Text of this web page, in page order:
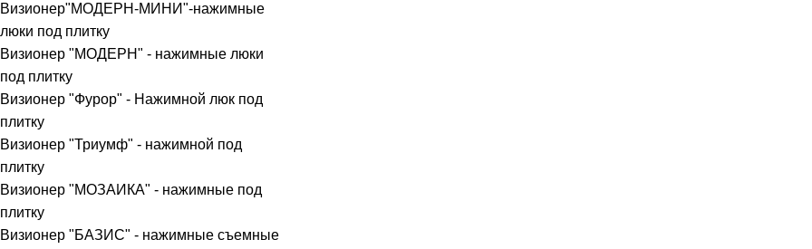
Визионер"МОДЕРН-МИНИ"-нажимные
люки под плитку
Визионер "МОДЕРН" - нажимные люки
под плитку
Визионер "Фурор" - Нажимной люк под
плитку
Визионер "Триумф" - нажимной под
плитку
Визионер "МОЗАИКА" - нажимные под
плитку
Визионер "БАЗИС" - нажимные съемные